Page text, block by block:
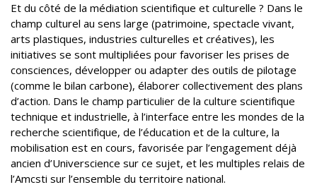
Et du côté de la médiation scientifique et culturelle ? Dans le
champ culturel au sens large (patrimoine, spectacle vivant,
arts plastiques, industries culturelles et créatives), les
initiatives se sont multipliées pour favoriser les prises de
consciences, développer ou adapter des outils de pilotage
(comme le bilan carbone), élaborer collectivement des plans
d’action. Dans le champ particulier de la culture scientifique
technique et industrielle, à l’interface entre les mondes de la
recherche scientifique, de l’éducation et de la culture, la
mobilisation est en cours, favorisée par l’engagement déjà
ancien d’Universcience sur ce sujet, et les multiples relais de
l’Amcsti sur l’ensemble du territoire national.